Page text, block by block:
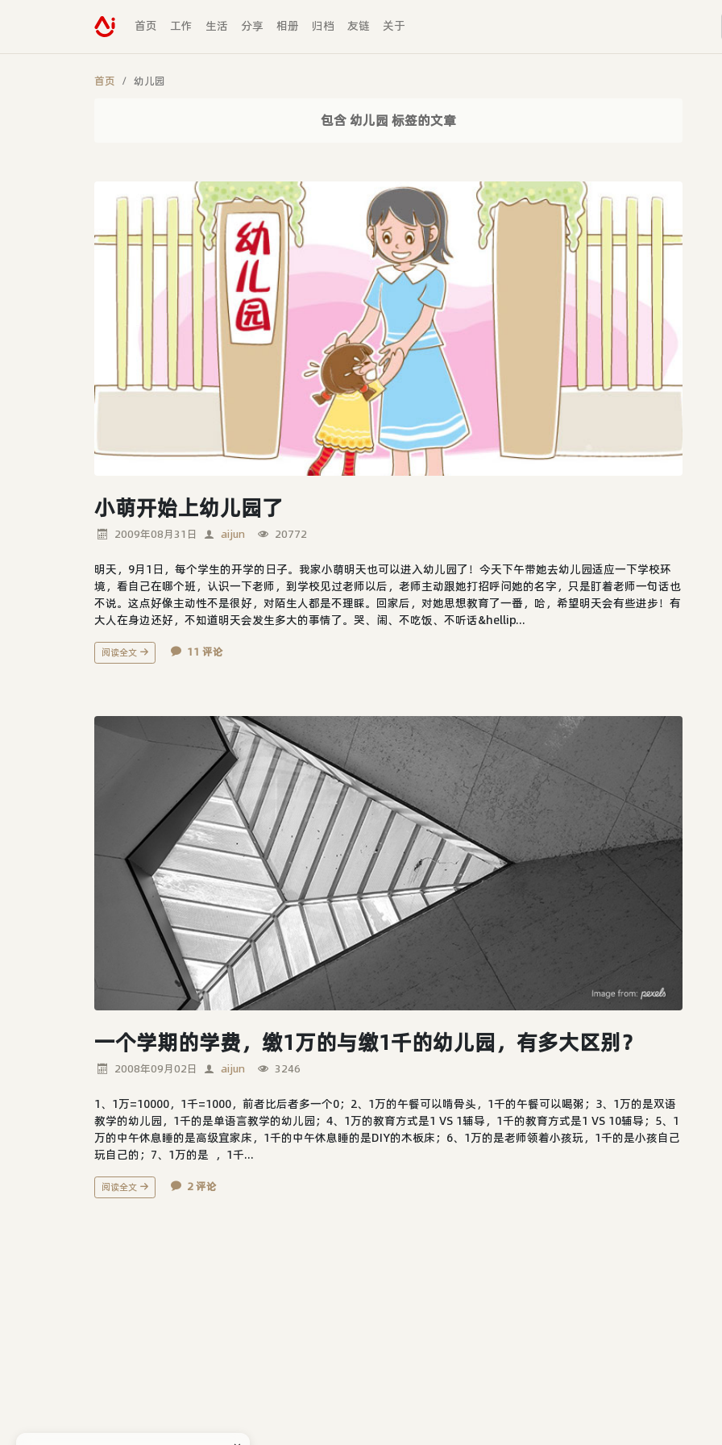
首页 工作 生活 分享 相册 归档 友链 关于
首页 幼儿园
包含 幼儿园 标签的文章
小萌开始上幼儿园了
2009年08月31日 aijun 20772
明天，9月1日，每个学生的开学的日子。我家小萌明天也可以进入幼儿园了！今天下午带她去幼儿园适应一下学校环
境，看自己在哪个班，认识一下老师，到学校见过老师以后，老师主动跟她打招呼问她的名字，只是盯着老师一句话也
不说。这点好像主动性不是很好，对陌生人都是不理睬。回家后，对她思想教育了一番，哈，希望明天会有些进步！有
大人在身边还好，不知道明天会发生多大的事情了。哭、闹、不吃饭、不听话&hellip...
阅读全文 11 评论
一个学期的学费，缴1万的与缴1千的幼儿园，有多大区别？
2008年09月02日 aijun 3246
1、1万=10000，1千=1000，前者比后者多一个0；2、1万的午餐可以啃骨头，1千的午餐可以喝粥；3、1万的是双语
教学的幼儿园，1千的是单语言教学的幼儿园；4、1万的教育方式是1 VS 1辅导，1千的教育方式是1 VS 10辅导；5、1
万的中午休息睡的是高级宜家床，1千的中午休息睡的是DIY的木板床；6、1万的是老师领着小孩玩，1千的是小孩自己
玩自己的；7、1万的是 ，1千...
阅读全文 2 评论